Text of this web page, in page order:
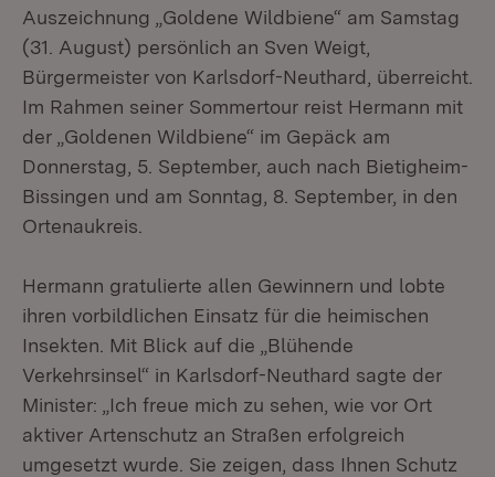
Auszeichnung „Goldene Wildbiene“ am Samstag
(31. August) persönlich an Sven Weigt,
Bürgermeister von Karlsdorf-Neuthard, überreicht.
Im Rahmen seiner Sommertour reist Hermann mit
der „Goldenen Wildbiene“ im Gepäck am
Donnerstag, 5. September, auch nach Bietigheim-
Bissingen und am Sonntag, 8. September, in den
Ortenaukreis.
Hermann gratulierte allen Gewinnern und lobte
ihren vorbildlichen Einsatz für die heimischen
Insekten. Mit Blick auf die „Blühende
Verkehrsinsel“ in Karlsdorf-Neuthard sagte der
Minister: „Ich freue mich zu sehen, wie vor Ort
aktiver Artenschutz an Straßen erfolgreich
umgesetzt wurde. Sie zeigen, dass Ihnen Schutz